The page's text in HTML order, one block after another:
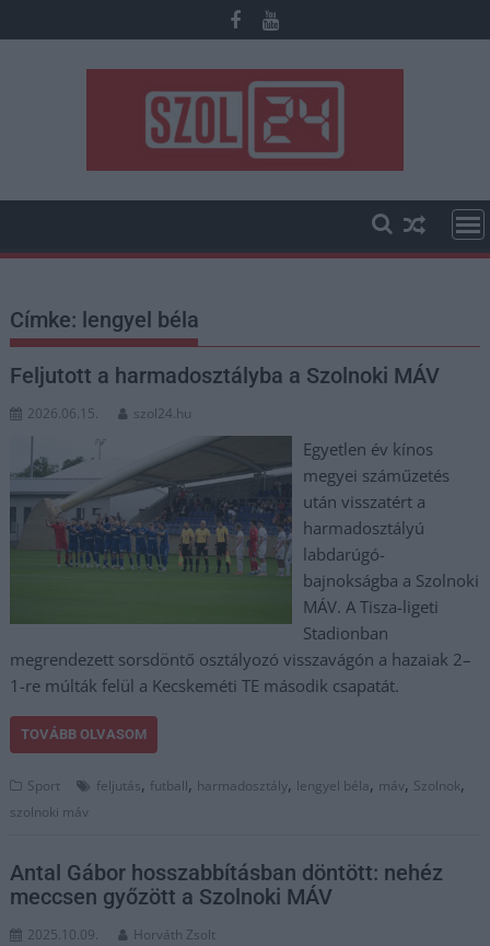
to
Címke: lengyel béla
Feljutott a harmadosztályba a Szolnoki MÁV
2026.06.15. szol24.hu
Egyetlen év kínos
megyei száműzetés
után visszatért a
harmadosztályú
labdarúgó-
bajnokságba a Szolnoki
MÁV. A Tisza-ligeti
Stadionban
megrendezett sorsdöntő osztályozó visszavágón a hazaiak 2–
1-re múlták felül a Kecskeméti TE második csapatát.
TOVÁBB OLVASOM
Sport feljutás, futball, harmadosztály, lengyel béla, máv, Szolnok,
szolnoki máv
Antal Gábor hosszabbításban döntött: nehéz
meccsen győzött a Szolnoki MÁV
2025.10.09. Horváth Zsolt